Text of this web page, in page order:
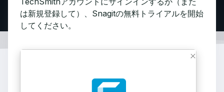
は新規登録して）、Snagitの無料トライアルを開始
してください。